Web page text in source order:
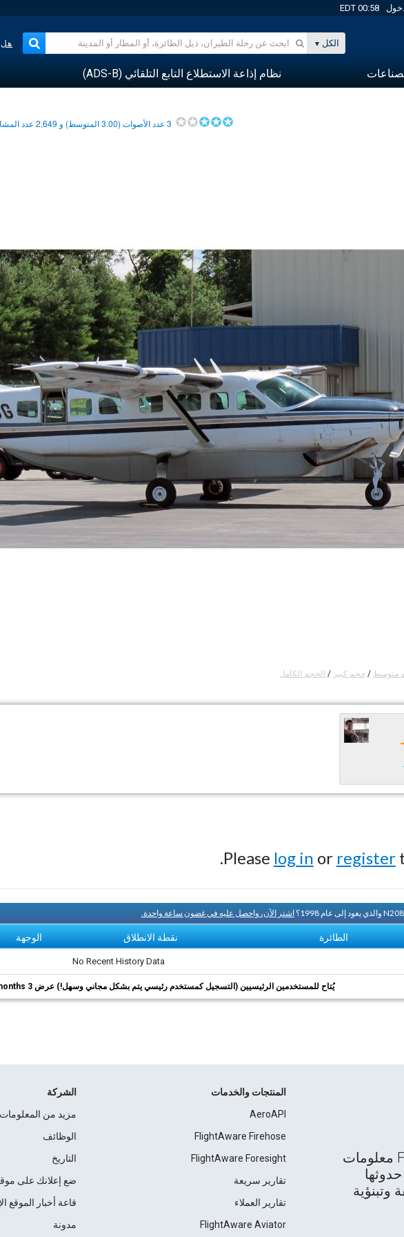
00:58 EDT
الكل هل
نظام إذاعة الاستطلاع التابع التلقائي (ADS-B)
3عدد الأصوات (3.00المتوسط) و 2,649عدد
متوسط / حجم كبير / الحجم الكامل
Please log in or register
اشتر الآن، واحصل عليه في غضون ساعة واحدة.
الطائرة نقطة الانطلاق الوجهة
No Recent History Data
يُتاح للمستخدمين الرئيسيين (التسجيل كمستخدم رئيسي يتم بشكل مجاني وسهل!) عرض 3 months من المحفوظات.
يقدم موقع FlightAware معلومات
المنتجات والخدمات
AeroAPI
FlightAware Firehose
FlightAware Foresight
تقارير سريعة
تقارير العملاء
FlightAware Aviator
الشركة
مزيد من المعلومات
الوظائف
التاريخ
ضع إعلانك على
قاعة أخبار الموقع
مدونة